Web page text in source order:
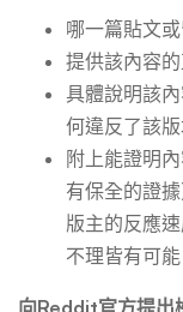
哪一篇貼文
提供該內容
具體說明該
何違反了該
附上能證明
有保全的證據
版主的反應
不理皆有可能